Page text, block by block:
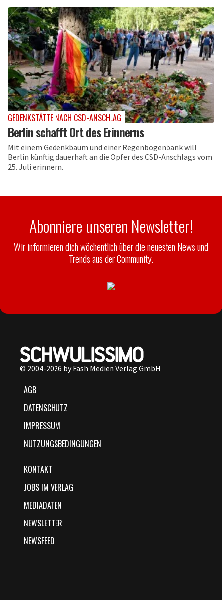
GEDENKSTÄTTE NACH CSD-ANSCHLAG
Berlin schafft Ort des Erinnerns
Mit einem Gedenkbaum und einer Regenbogenbank will
Berlin künftig dauerhaft an die Opfer des CSD-Anschlags vom
25. Juli erinnern.
Abonniere unseren Newsletter!
Wir informieren dich wöchentlich über die neuesten News und
Trends aus der Community.
© 2004-2026 by Fash Medien Verlag GmbH
AGB
DATENSCHUTZ
IMPRESSUM
NUTZUNGSBEDINGUNGEN
KONTAKT
JOBS IM VERLAG
MEDIADATEN
NEWSLETTER
NEWSFEED